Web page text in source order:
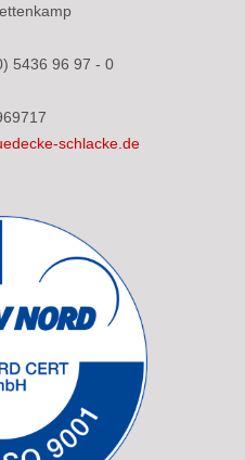
5436 96 97 - 0
schlacke.de